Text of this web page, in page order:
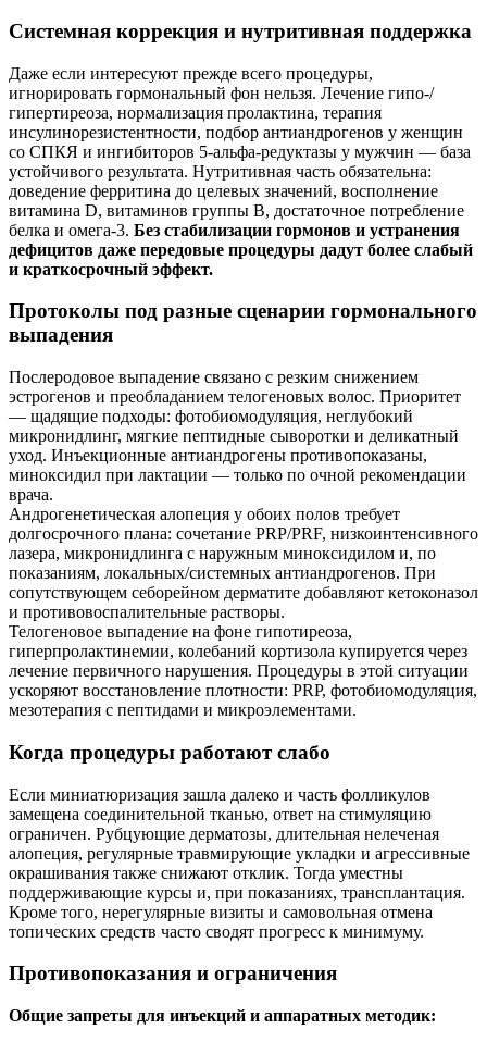
Системная коррекция и нутритивная поддержка
Даже если интересуют прежде всего процедуры,
игнорировать гормональный фон нельзя. Лечение гипо‑/
гипертиреоза, нормализация пролактина, терапия
инсулинорезистентности, подбор антиандрогенов у женщин
со СПКЯ и ингибиторов 5‑альфа‑редуктазы у мужчин — база
устойчивого результата. Нутритивная часть обязательна:
доведение ферритина до целевых значений, восполнение
витамина D, витаминов группы B, достаточное потребление
белка и омега‑3. Без стабилизации гормонов и устранения
дефицитов даже передовые процедуры дадут более слабый
и краткосрочный эффект.
Протоколы под разные сценарии гормонального
выпадения
Послеродовое выпадение связано с резким снижением
эстрогенов и преобладанием телогеновых волос. Приоритет
— щадящие подходы: фотобиомодуляция, неглубокий
микронидлинг, мягкие пептидные сыворотки и деликатный
уход. Инъекционные антиандрогены противопоказаны,
миноксидил при лактации — только по очной рекомендации
врача.
Андрогенетическая алопеция у обоих полов требует
долгосрочного плана: сочетание PRP/PRF, низкоинтенсивного
лазера, микронидлинга с наружным миноксидилом и, по
показаниям, локальных/системных антиандрогенов. При
сопутствующем себорейном дерматите добавляют кетоконазол
и противовоспалительные растворы.
Телогеновое выпадение на фоне гипотиреоза,
гиперпролактинемии, колебаний кортизола купируется через
лечение первичного нарушения. Процедуры в этой ситуации
ускоряют восстановление плотности: PRP, фотобиомодуляция,
мезотерапия с пептидами и микроэлементами.
Когда процедуры работают слабо
Если миниатюризация зашла далеко и часть фолликулов
замещена соединительной тканью, ответ на стимуляцию
ограничен. Рубцующие дерматозы, длительная нелеченая
алопеция, регулярные травмирующие укладки и агрессивные
окрашивания также снижают отклик. Тогда уместны
поддерживающие курсы и, при показаниях, трансплантация.
Кроме того, нерегулярные визиты и самовольная отмена
топических средств часто сводят прогресс к минимуму.
Противопоказания и ограничения
Общие запреты для инъекций и аппаратных методик: